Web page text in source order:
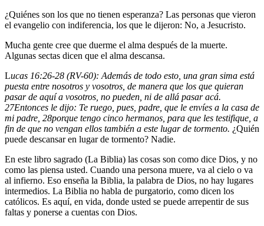
¿Quiénes son los que no tienen esperanza? Las personas que vieron
el evangelio con indiferencia, los que le dijeron: No, a Jesucristo.
Mucha gente cree que duerme el alma después de la muerte.
Algunas sectas dicen que el alma descansa.
Lucas 16:26-28 (RV-60): Además de todo esto, una gran sima está
puesta entre nosotros y vosotros, de manera que los que quieran
pasar de aquí a vosotros, no pueden, ni de allá pasar acá.
27Entonces le dijo: Te ruego, pues, padre, que le envíes a la casa de
mi padre, 28porque tengo cinco hermanos, para que les testifique, a
fin de que no vengan ellos también a este lugar de tormento. ¿Quién
puede descansar en lugar de tormento? Nadie.
En este libro sagrado (La Biblia) las cosas son como dice Dios, y no
como las piensa usted. Cuando una persona muere, va al cielo o va
al infierno. Eso enseña la Biblia, la palabra de Dios, no hay lugares
intermedios. La Biblia no habla de purgatorio, como dicen los
católicos. Es aquí, en vida, donde usted se puede arrepentir de sus
faltas y ponerse a cuentas con Dios.